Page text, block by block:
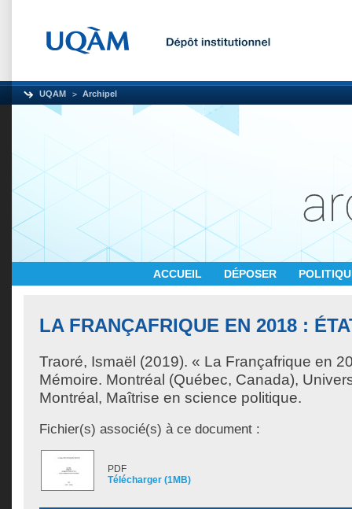
UQAM Archipel
ACCUEIL DÉPOSER
LA FRANÇAFRIQUE EN 2018 :
Traoré, Ismaël (2019). « La Françafrique en
Mémoire. Montréal (Québec, Canada),
Montréal, Maîtrise en science politique.
Fichier(s) associé(s) à ce document :
PDF
Télécharger (1MB)